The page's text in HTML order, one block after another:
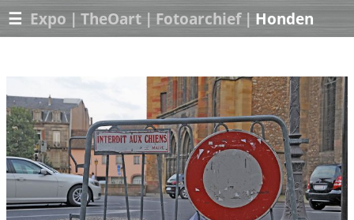
☰ Expo | TheOart | Fotoarchief | Honden